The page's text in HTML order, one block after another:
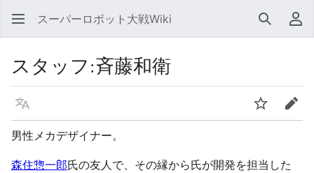
スーパーロボット大戦Wiki 検索 利
スタッフ:斉藤和衛
言語 ウォッチ編集
男性メカデザイナー。
森住惣一郎氏の友人で、その縁から氏が開発を担当した